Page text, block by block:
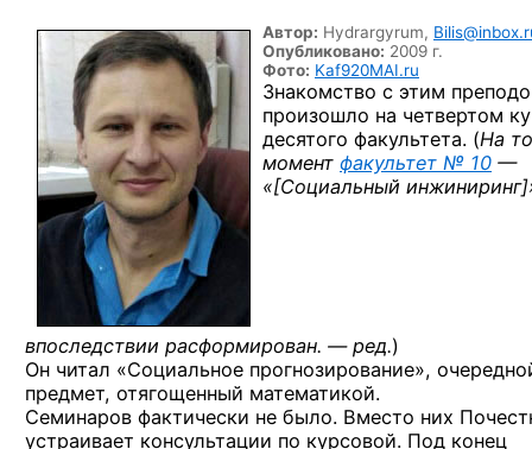
Автор: Hydrargyrum,
Опубликовано: 2009 г.
Фото: Kaf920MAI.ru
Знакомство с этим
произошло на четвертом
десятого факультета. (На
момент факультет № 10 —
«[Социальный инжиниринг]
впоследствии расформирован. — ред.)
Он читал «Социальное прогнозирование»,
предмет, отягощенный математикой.
Семинаров фактически не было. Вместо них
устраивает консультации по курсовой. Под конец